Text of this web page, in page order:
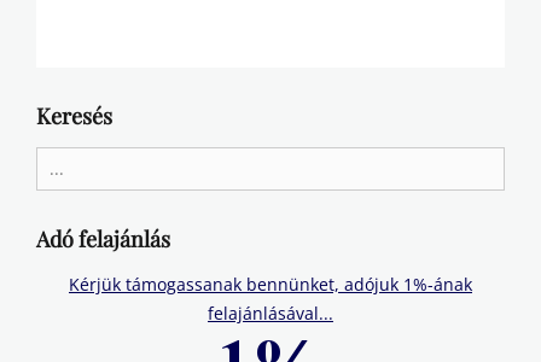
Keresés
for:
Adó felajánlás
Kérjük támogassanak bennünket, adójuk 1%-ának
felajánlásával...